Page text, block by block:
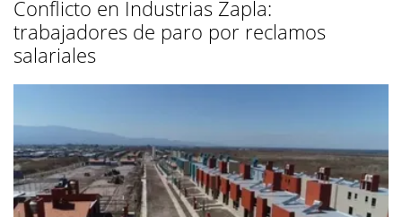
Conflicto en Industrias Zapla:
trabajadores de paro por reclamos
salariales